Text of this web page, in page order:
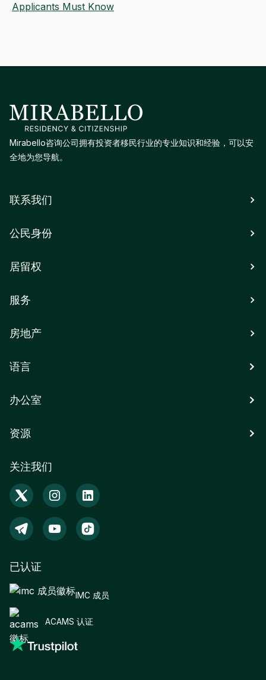
Applicants Must Know
Mirabello咨询公司拥有投资者移民行业的专业知识和经验，可以安
全地为您导航。
联系我们
公民身份
居留权
服务
房地产
语言
关注我们
办公室
资源
已认证
IMC 成员
ACAMS 认证